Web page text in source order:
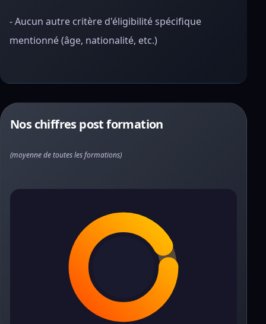
- Aucun autre critère d'éligibilité spécifique
mentionné (âge, nationalité, etc.)
Nos chiffres post formation
(moyenne de toutes les formations)